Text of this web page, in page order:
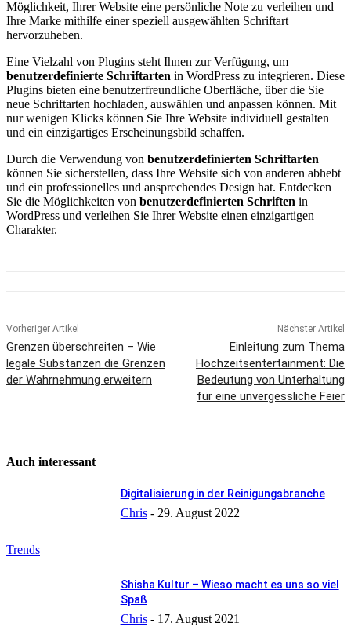
Möglichkeit, Ihrer Website eine persönliche Note zu verleihen und
Ihre Marke mithilfe einer speziell ausgewählten Schriftart
hervorzuheben.
Eine Vielzahl von Plugins steht Ihnen zur Verfügung, um
benutzerdefinierte Schriftarten in WordPress zu integrieren. Diese
Plugins bieten eine benutzerfreundliche Oberfläche, über die Sie
neue Schriftarten hochladen, auswählen und anpassen können. Mit
nur wenigen Klicks können Sie Ihre Website individuell gestalten
und ein einzigartiges Erscheinungsbild schaffen.
Durch die Verwendung von benutzerdefinierten Schriftarten
können Sie sicherstellen, dass Ihre Website sich von anderen abhebt
und ein professionelles und ansprechendes Design hat. Entdecken
Sie die Möglichkeiten von benutzerdefinierten Schriften in
WordPress und verleihen Sie Ihrer Website einen einzigartigen
Charakter.
Vorheriger Artikel
Grenzen überschreiten – Wie
legale Substanzen die Grenzen
der Wahrnehmung erweitern
Nächster Artikel
Einleitung zum Thema
Hochzeitsentertainment: Die
Bedeutung von Unterhaltung
für eine unvergessliche Feier
Auch interessant
Trends
Digitalisierung in der Reinigungsbranche
Chris - 29. August 2022
Shisha Kultur – Wieso macht es uns so viel
Spaß
Chris - 17. August 2021